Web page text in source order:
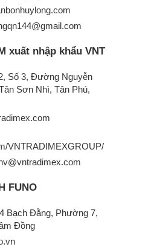
xuất nhập khẩu VNT
Số 3, Đường Nguyễn
Sơn Nhì, Tân Phú,
VNTRADIMEXGROUP/
FUNO
Bạch Đằng, Phường 7,
Đồng